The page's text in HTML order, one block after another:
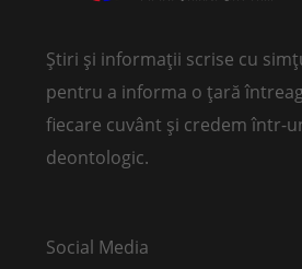
Știri și informații scrise cu
pentru a informa o țară
fiecare cuvânt și credem într-
deontologic.
Social Media